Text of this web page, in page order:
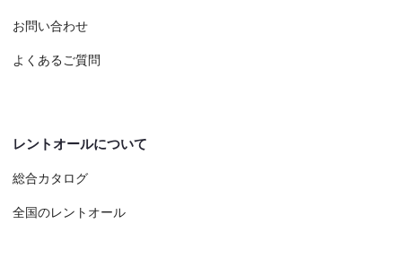
お問い合わせ
よくあるご質問
レントオールについて
総合カタログ
全国のレントオール